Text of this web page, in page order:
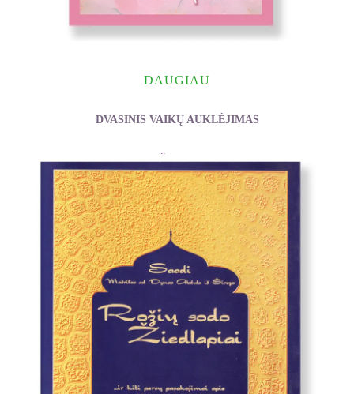
DAUGIAU
DVASINIS VAIKŲ AUKLĖJIMAS
Čittapad